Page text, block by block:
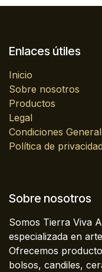
Enlaces útiles
Inicio
Sobre nosotros
Productos
Legal
Condiciones
Política de privacidad
Sobre nosotros
Somos Tierra Viva
especializada en
Ofrecemos
bolsos, candiles,